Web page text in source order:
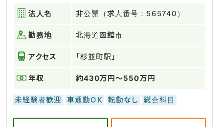
法人名 非公開（求人番号：565740）
勤務地 北海道函館市
アクセス 「杉並町駅」
年収 約430万円～550万円
未経験者歓迎 車通勤OK 転勤なし 総合科目